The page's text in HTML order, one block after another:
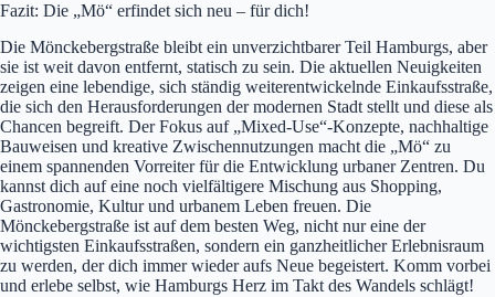
Fazit: Die „Mö“ erfindet sich neu – für dich!
Die Mönckebergstraße bleibt ein unverzichtbarer Teil Hamburgs, aber
sie ist weit davon entfernt, statisch zu sein. Die aktuellen Neuigkeiten
zeigen eine lebendige, sich ständig weiterentwickelnde Einkaufsstraße,
die sich den Herausforderungen der modernen Stadt stellt und diese als
Chancen begreift. Der Fokus auf „Mixed-Use“-Konzepte, nachhaltige
Bauweisen und kreative Zwischennutzungen macht die „Mö“ zu
einem spannenden Vorreiter für die Entwicklung urbaner Zentren. Du
kannst dich auf eine noch vielfältigere Mischung aus Shopping,
Gastronomie, Kultur und urbanem Leben freuen. Die
Mönckebergstraße ist auf dem besten Weg, nicht nur eine der
wichtigsten Einkaufsstraßen, sondern ein ganzheitlicher Erlebnisraum
zu werden, der dich immer wieder aufs Neue begeistert. Komm vorbei
und erlebe selbst, wie Hamburgs Herz im Takt des Wandels schlägt!